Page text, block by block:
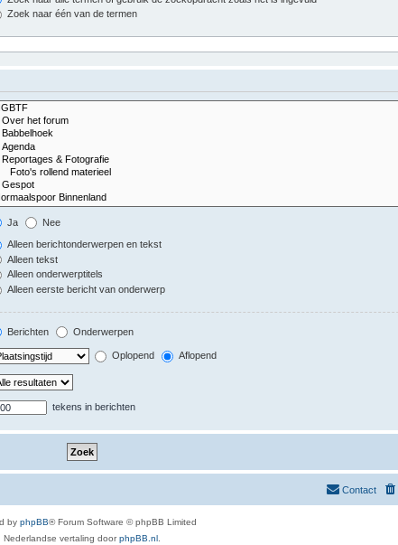
Zoek naar één van de termen
Ja Nee
Alleen berichtonderwerpen en tekst
Alleen tekst
Alleen onderwerptitels
Alleen eerste bericht van onderwerp
Berichten Onderwerpen
Oplopend Aflopend
tekens in berichten
Contact
by phpBB® Forum Software © phpBB Limited
Nederlandse vertaling doorphpBB.nl